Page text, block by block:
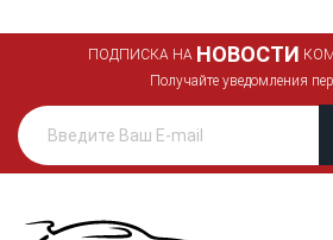
ПОДПИСКА НА НОВОСТИ
Получайте уведомления